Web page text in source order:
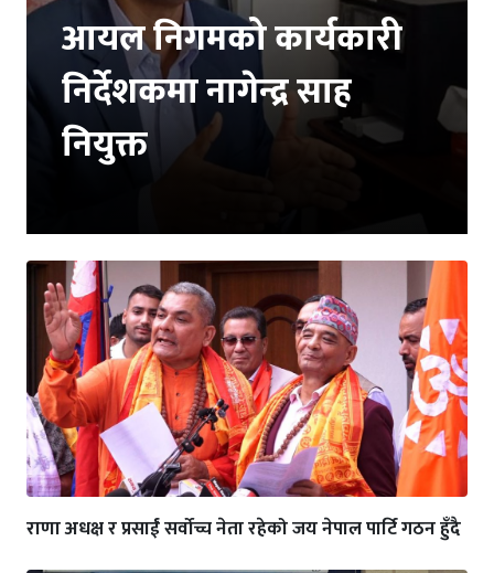
आयल निगमको कार्यकारी
निर्देशकमा नागेन्द्र साह
नियुक्त
राणा अधक्ष र प्रसाईं सर्वोच्च नेता रहेको जय नेपाल पार्टि गठन हुँदै